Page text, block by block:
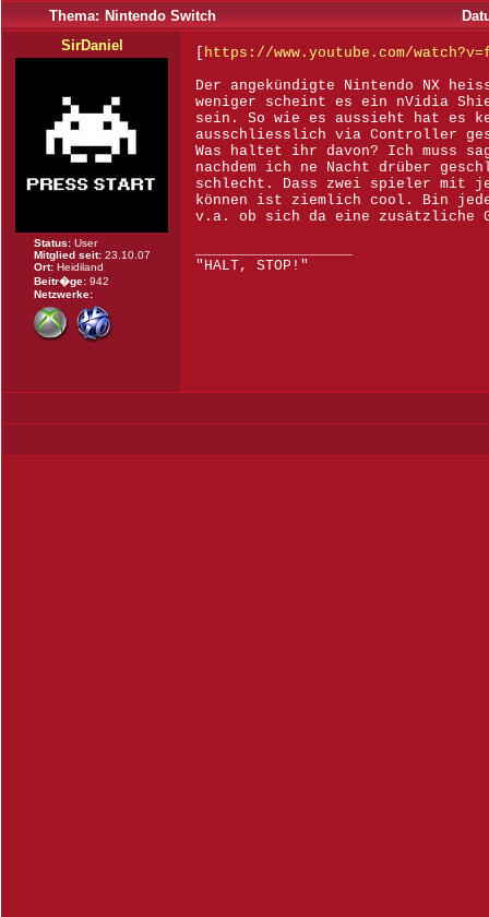
Thema: Nintendo Switch
SirDaniel
Status: User
Mitglied seit: 23.10.07
Ort: Heidiland
Beitr�ge: 942
Netzwerke:
https://www.youtube.com/
Der angekündigte Nintendo NX
weniger scheint es ein nVidia
sein. So wie es aussieht hat es
ausschliesslich via Controller
Was haltet ihr davon? Ich muss
nachdem ich ne Nacht drüber
schlecht. Dass zwei spieler mit
können ist ziemlich cool. Bin
v.a. ob sich da eine zusätzliche
"HALT, STOP!"